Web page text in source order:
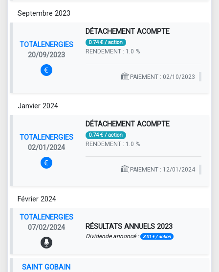
Septembre 2023
TOTALENERGIES
20/09/2023
DÉTACHEMENT ACOMPTE
0.74 € / action
RENDEMENT : 1.0 %
PAIEMENT : 02/10/2023
Janvier 2024
TOTALENERGIES
02/01/2024
DÉTACHEMENT ACOMPTE
0.74 € / action
RENDEMENT : 1.0 %
PAIEMENT : 12/01/2024
Février 2024
TOTALENERGIES
07/02/2024
RÉSULTATS ANNUELS 2023
Dividende annoncé : 3.01 € / action
SAINT GOBAIN